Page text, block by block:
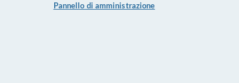
Pannello di amministrazione